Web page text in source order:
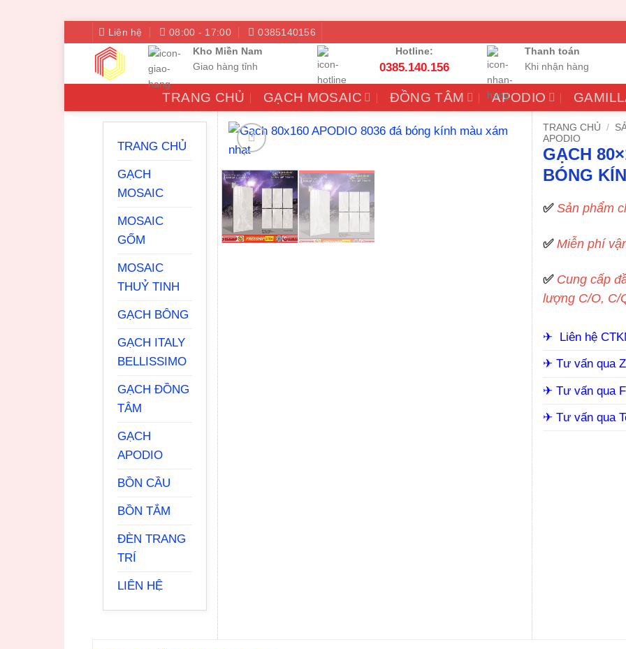
dung
Liên hệ 08:00 - 17:00
0385140156
Kho Miền Nam
Giao hàng tỉnh
Hotline:
0385.140.156
Thanh toán
Khi nhận hàng
TRANG CHỦ GẠCH MOSAIC ĐỒNG TÂM APODIO
TRANG CHỦ
GẠCH
MOSAIC
MOSAIC
GỐM
MOSAIC
THUỶ TINH
GẠCH BÔNG
GẠCH ITALY
BELLISSIMO
GẠCH ĐỒNG
TÂM
GẠCH
APODIO
BỒN CẦU
BỒN TẮM
ĐÈN TRANG
TRÍ
LIÊN HỆ
TRANG CHỦ /
APODIO
GẠCH
BÓNG
✅Sản phẩm
✅Miễn phí
✅ Cung cấp
lượng C/O, C/
✈︎ Liên hệ
✈︎ Tư vấn qua
✈︎ Tư vấn qua
✈︎ Tư vấn qua